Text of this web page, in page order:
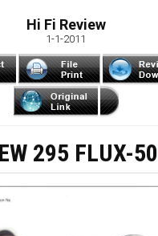
Hi Fi Review
1-1-2011
295 FLUX-50